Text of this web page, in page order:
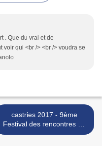
. Que du vrai et de
voir qui <br /> <br /> voudra se
castries 2017 - 9ème
Festival des rencontres de
cultures taurines >